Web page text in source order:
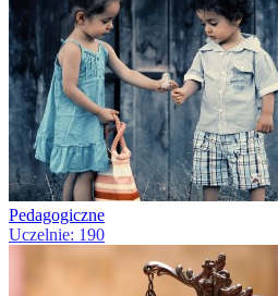
Pedagogiczne
Uczelnie: 190